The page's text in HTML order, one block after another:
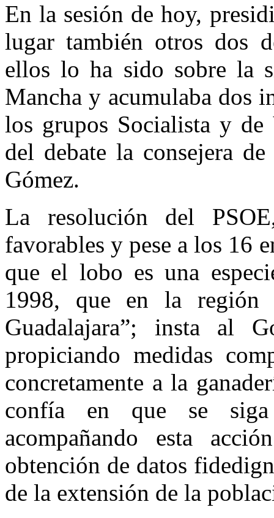
En la sesión de hoy,
lugar también otros dos
ellos lo ha sido sobre la
Mancha y acumulaba dos
los grupos Socialista y
del debate la consejera
Gómez.
La resolución del
favorables y pese a los 16
que el lobo es una
1998, que en la región
Guadalajara”; insta al
propiciando medidas
concretamente a la
confía en que se siga
acompañando esta
obtención de datos
de la extensión de la